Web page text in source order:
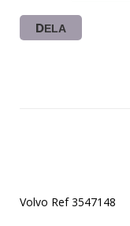
DELA
Volvo Ref 3547148